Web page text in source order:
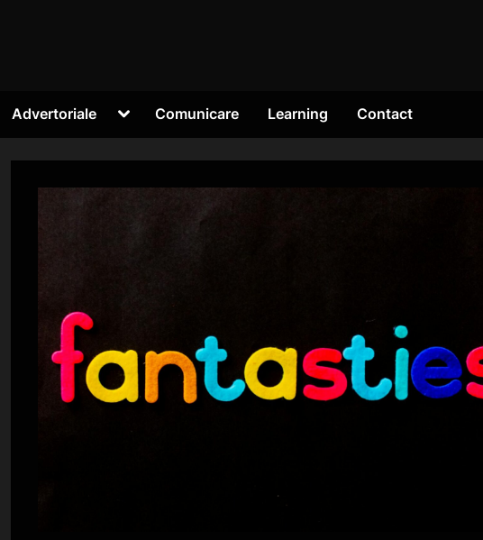
Advertoriale
Toggle
menu
Comunicare Learning Contact